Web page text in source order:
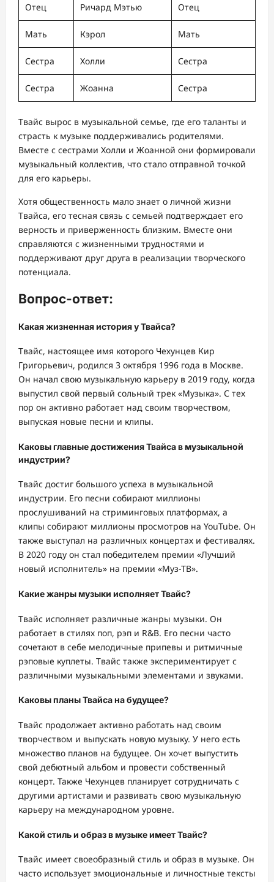
Отец Ричард Мэтью Отец
Мать Кэрол Мать
Сестра Холли Сестра
Сестра Жоанна Сестра
Твайс вырос в музыкальной семье, где его таланты и
страсть к музыке поддерживались родителями.
Вместе с сестрами Холли и Жоанной они формировали
музыкальный коллектив, что стало отправной точкой
для его карьеры.
Хотя общественность мало знает о личной жизни
Твайса, его тесная связь с семьей подтверждает его
верность и приверженность близким. Вместе они
справляются с жизненными трудностями и
поддерживают друг друга в реализации творческого
потенциала.
Вопрос-ответ:
Какая жизненная история у Твайса?
Твайс, настоящее имя которого Чехунцев Кир
Григорьевич, родился 3 октября 1996 года в Москве.
Он начал свою музыкальную карьеру в 2019 году, когда
выпустил свой первый сольный трек «Музыка». С тех
пор он активно работает над своим творчеством,
выпуская новые песни и клипы.
Каковы главные достижения Твайса в музыкальной
индустрии?
Твайс достиг большого успеха в музыкальной
индустрии. Его песни собирают миллионы
прослушиваний на стриминговых платформах, а
клипы собирают миллионы просмотров на YouTube. Он
также выступал на различных концертах и фестивалях.
В 2020 году он стал победителем премии «Лучший
новый исполнитель» на премии «Муз-ТВ».
Какие жанры музыки исполняет Твайс?
Твайс исполняет различные жанры музыки. Он
работает в стилях поп, рэп и R&B. Его песни часто
сочетают в себе мелодичные припевы и ритмичные
рэповые куплеты. Твайс также экспериментирует с
различными музыкальными элементами и звуками.
Каковы планы Твайса на будущее?
Твайс продолжает активно работать над своим
творчеством и выпускать новую музыку. У него есть
множество планов на будущее. Он хочет выпустить
свой дебютный альбом и провести собственный
концерт. Также Чехунцев планирует сотрудничать с
другими артистами и развивать свою музыкальную
карьеру на международном уровне.
Какой стиль и образ в музыке имеет Твайс?
Твайс имеет своеобразный стиль и образ в музыке. Он
часто использует эмоциональные и личностные тексты